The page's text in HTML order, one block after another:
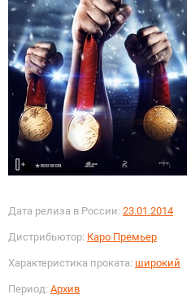
Дата релиза в России: 23.01.2014
Дистрибьютор: Каро Премьер
Характеристика проката: широкий
Период: Архив